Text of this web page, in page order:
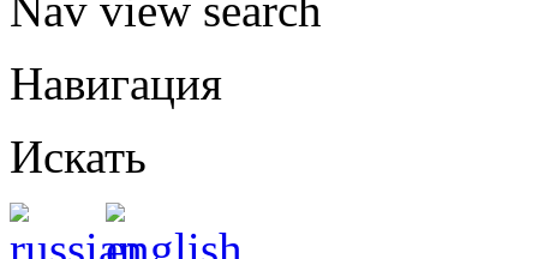
Навигация
Искать